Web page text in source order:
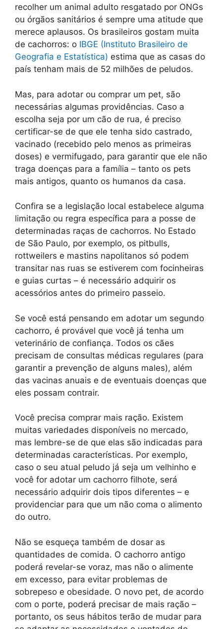
recolher um animal adulto resgatado por ONGs
ou órgãos sanitários é sempre uma atitude que
merece aplausos. Os brasileiros gostam muita
de cachorros: o IBGE (Instituto Brasileiro de
Geografia e Estatística) estima que as casas do
país tenham mais de 52 milhões de peludos.
Mas, para adotar ou comprar um pet, são
necessárias algumas providências. Caso a
escolha seja por um cão de rua, é preciso
certificar-se de que ele tenha sido castrado,
vacinado (recebido pelo menos as primeiras
doses) e vermifugado, para garantir que ele não
traga doenças para a família – tanto os pets
mais antigos, quanto os humanos da casa.
Confira se a legislação local estabelece alguma
limitação ou regra específica para a posse de
determinadas raças de cachorros. No Estado
de São Paulo, por exemplo, os pitbulls,
rottweilers e mastins napolitanos só podem
transitar nas ruas se estiverem com focinheiras
e guias curtas – é necessário adquirir os
acessórios antes do primeiro passeio.
Se você está pensando em adotar um segundo
cachorro, é provável que você já tenha um
veterinário de confiança. Todos os cães
precisam de consultas médicas regulares (para
garantir a prevenção de alguns males), além
das vacinas anuais e de eventuais doenças que
eles possam contrair.
Você precisa comprar mais ração. Existem
muitas variedades disponíveis no mercado,
mas lembre-se de que elas são indicadas para
determinadas características. Por exemplo,
caso o seu atual peludo já seja um velhinho e
você for adotar um cachorro filhote, será
necessário adquirir dois tipos diferentes – e
providenciar para que um não coma o alimento
do outro.
Não se esqueça também de dosar as
quantidades de comida. O cachorro antigo
poderá revelar-se voraz, mas não o alimente
em excesso, para evitar problemas de
sobrepeso e obesidade. O novo pet, de acordo
com o porte, poderá precisar de mais ração –
portanto, os seus hábitos terão de mudar para